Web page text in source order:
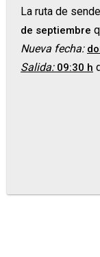
La ruta de
de septiembre
Nueva fecha:
Salida: 09:30 h d